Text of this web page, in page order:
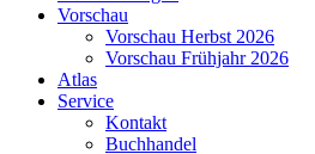
Vorschau
Vorschau Herbst 2026
Vorschau Frühjahr 2026
Atlas
Service
Kontakt
Buchhandel